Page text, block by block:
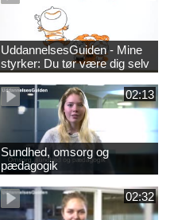
UddannelsesGuiden - Mine
styrker: Du tør være dig selv
02:13
Sundhed, omsorg og
pædagogik
02:32